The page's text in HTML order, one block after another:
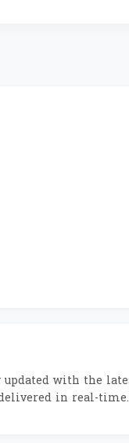
updated with the
in real-time.